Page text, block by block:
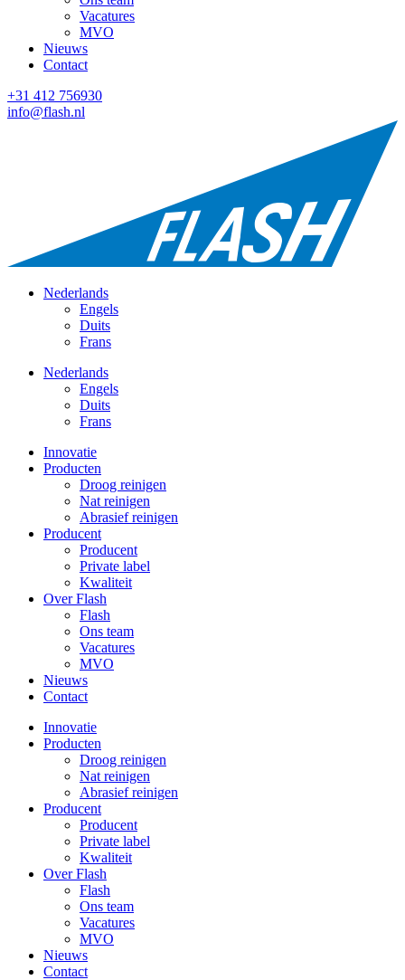
Vacatures
MVO
Nieuws
Contact
+31 412 756930
info@flash.nl
Nederlands
Engels
Duits
Frans
Nederlands
Engels
Duits
Frans
Innovatie
Producten
Droog reinigen
Nat reinigen
Abrasief reinigen
Producent
Producent
Private label
Kwaliteit
Over Flash
Flash
Ons team
Vacatures
MVO
Nieuws
Contact
Innovatie
Producten
Droog reinigen
Nat reinigen
Abrasief reinigen
Producent
Producent
Private label
Kwaliteit
Over Flash
Flash
Ons team
Vacatures
MVO
Nieuws
Contact